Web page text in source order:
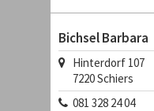
Bichsel Barbara
Hinterdorf 107
7220Schiers
081 328 24 04